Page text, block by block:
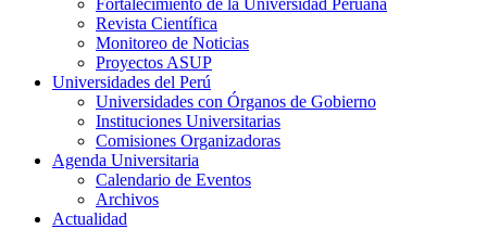
Fortalecimiento de la Universidad Peruana
Revista Científica
Monitoreo de Noticias
Proyectos ASUP
Universidades del Perú
Universidades con Órganos de Gobierno
Instituciones Universitarias
Comisiones Organizadoras
Agenda Universitaria
Calendario de Eventos
Archivos
Actualidad